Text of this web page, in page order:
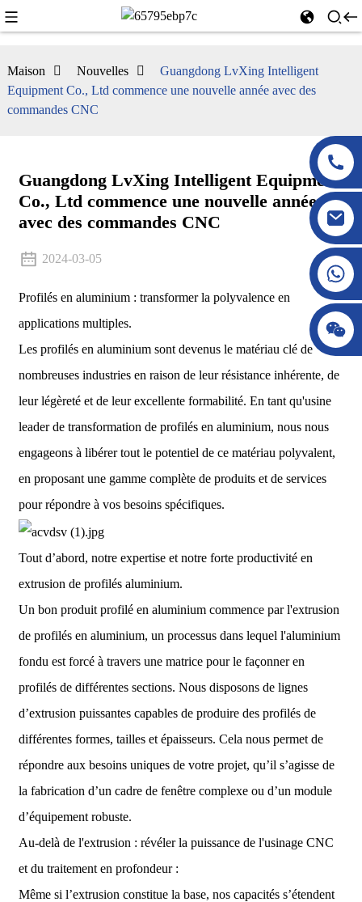
Maison Nouvelles
Guangdong LvXing Intelligent
Equipment Co., Ltd commence une nouvelle année avec des
commandes CNC
Guangdong LvXing Intelligent Equipment
Co., Ltd commence une nouvelle année
avec des commandes CNC
2024-03-05
Profilés en aluminium : transformer la polyvalence en
applications multiples.
Les profilés en aluminium sont devenus le matériau clé de
nombreuses industries en raison de leur résistance inhérente, de
leur légèreté et de leur excellente formabilité. En tant qu'usine
leader de transformation de profilés en aluminium, nous nous
engageons à libérer tout le potentiel de ce matériau polyvalent,
en proposant une gamme complète de produits et de services
pour répondre à vos besoins spécifiques.
Tout d’abord, notre expertise et notre forte productivité en
extrusion de profilés aluminium.
Un bon produit profilé en aluminium commence par l'extrusion
de profilés en aluminium, un processus dans lequel l'aluminium
fondu est forcé à travers une matrice pour le façonner en
profilés de différentes sections. Nous disposons de lignes
d’extrusion puissantes capables de produire des profilés de
différentes formes, tailles et épaisseurs. Cela nous permet de
répondre aux besoins uniques de votre projet, qu’il s’agisse de
la fabrication d’un cadre de fenêtre complexe ou d’un module
d’équipement robuste.
Au-delà de l'extrusion : révéler la puissance de l'usinage CNC
et du traitement en profondeur :
Même si l’extrusion constitue la base, nos capacités s’étendent